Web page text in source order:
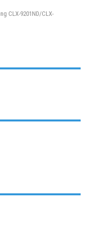
CLX-9201ND/CLX-